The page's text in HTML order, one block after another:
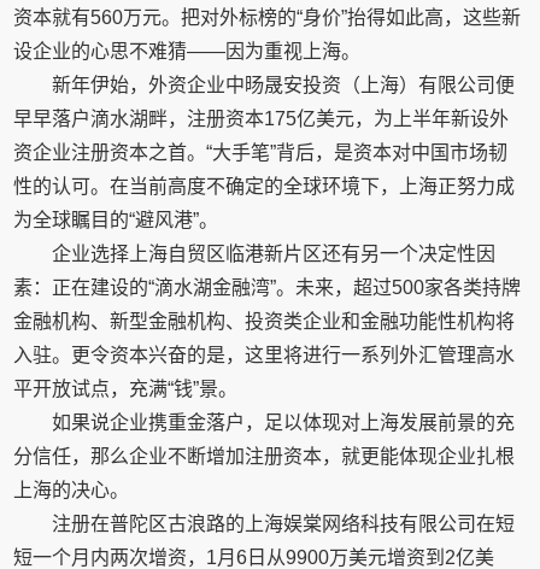
资本就有560万元。把对外标榜的“身价”抬得如此高，这些新
设企业的心思不难猜——因为重视上海。
新年伊始，外资企业中旸晟安投资（上海）有限公司便
早早落户滴水湖畔，注册资本175亿美元，为上半年新设外
资企业注册资本之首。“大手笔”背后，是资本对中国市场韧
性的认可。在当前高度不确定的全球环境下，上海正努力成
为全球瞩目的“避风港”。
企业选择上海自贸区临港新片区还有另一个决定性因
素：正在建设的“滴水湖金融湾”。未来，超过500家各类持牌
金融机构、新型金融机构、投资类企业和金融功能性机构将
入驻。更令资本兴奋的是，这里将进行一系列外汇管理高水
平开放试点，充满“钱”景。
如果说企业携重金落户，足以体现对上海发展前景的充
分信任，那么企业不断增加注册资本，就更能体现企业扎根
上海的决心。
注册在普陀区古浪路的上海娱棠网络科技有限公司在短
短一个月内两次增资，1月6日从9900万美元增资到2亿美